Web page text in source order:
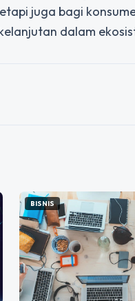
juga bagi
dalam
BISNIS